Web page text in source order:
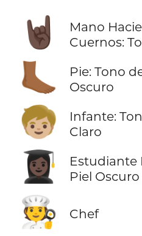
🤘🏿
Mano
Cuernos:
🦶🏾
Pie: Tono
Oscuro
🧒🏼
Infante:
Claro
👩🏿‍🎓
Estudiante
Piel Oscuro
🧑‍🍳 Chef